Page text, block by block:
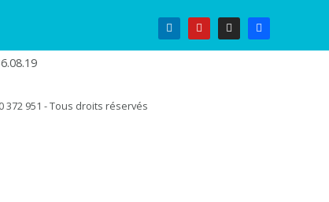
372 951 - Tous droits réservés​​